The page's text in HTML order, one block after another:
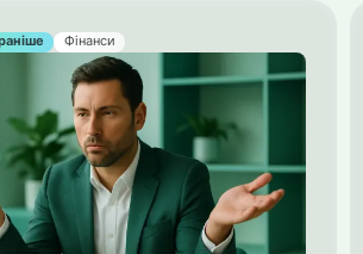
Фінанси